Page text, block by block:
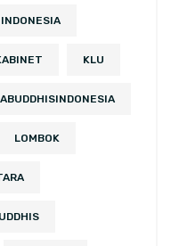
KLU
LOMBOK